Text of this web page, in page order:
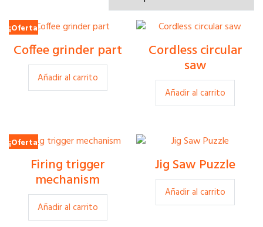
¡Oferta!
£12.00
Coffee grinder part
Añadir al carrito
£120.00
Cordless circular
saw
Añadir al carrito
¡Oferta!
£ 2.00
Firing trigger
mechanism
Añadir al carrito
£35.00
Jig Saw Puzzle
Añadir al carrito